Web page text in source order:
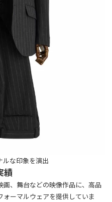
ルな印象を演出
績
画、舞台などの映像作品に、高品
ォーマルウェアを提供していま